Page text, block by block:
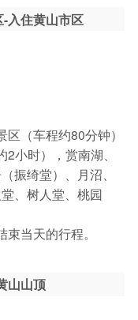
入住黄山市区
（车程约80分钟）
小时），赏南湖、
振绮堂）、月沼、
、树人堂、桃园
当天的行程。
山山顶